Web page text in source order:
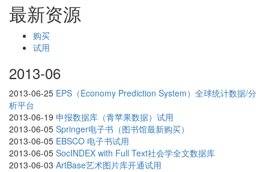
最新资源
购买
试用
2013-06
2013-06-25 EPS（Economy Prediction System）全球统计数据/分
析平台
2013-06-19 申报数据库（青苹果数据）试用
2013-06-05 Springer电子书（图书馆最新购买）
2013-06-05 EBSCO 电子书试用
2013-06-05 SocINDEX with Full Text社会学全文数据库
2013-06-03 ArtBase艺术图片库开通试用